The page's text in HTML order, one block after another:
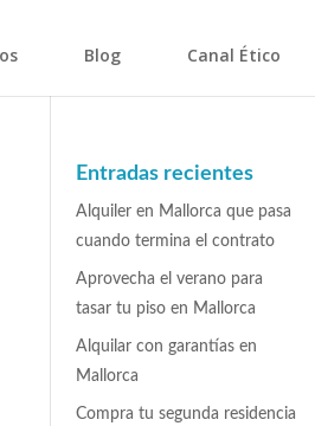
Blog Canal Ético
Entradas recientes
Alquiler en Mallorca que pasa
cuando termina el contrato
Aprovecha el verano para
tasar tu piso en Mallorca
Alquilar con garantías en
Mallorca
Compra tu segunda residencia